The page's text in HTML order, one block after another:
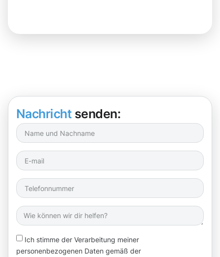
Nachricht senden:
Ich stimme der Verarbeitung meiner
personenbezogenen Daten gemäß der